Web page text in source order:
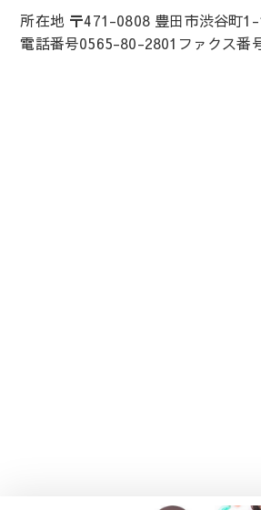
所在地 〒471-0808 豊田市渋谷町
電話番号0565-80-2801ファクス番